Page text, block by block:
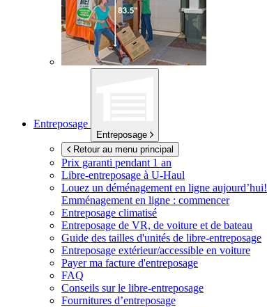
Entreposage
Entreposage
Retour au menu principal
Prix garanti pendant 1 an
Libre-entreposage à U-Haul
Louez un déménagement en ligne aujourd’hui!
Emménagement en ligne : commencer
Entreposage climatisé
Entreposage de VR, de voiture et de bateau
Guide des tailles d'unités de libre-entreposage
Entreposage extérieur/accessible en voiture
Payer ma facture d'entreposage
FAQ
Conseils sur le libre-entreposage
Fournitures d’entreposage